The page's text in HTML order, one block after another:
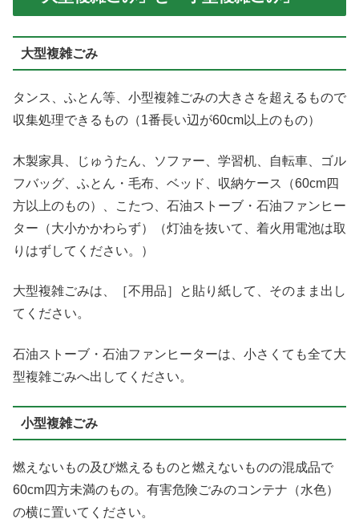
大型複雑ごみ
タンス、ふとん等、小型複雑ごみの大きさを超えるもので
収集処理できるもの（1番長い辺が60cm以上のもの）
木製家具、じゅうたん、ソファー、学習机、自転車、ゴル
フバッグ、ふとん・毛布、ベッド、収納ケース（60cm四
方以上のもの）、こたつ、石油ストーブ・石油ファンヒー
ター（大小かかわらず）（灯油を抜いて、着火用電池は取
りはずしてください。）
大型複雑ごみは、［不用品］と貼り紙して、そのまま出し
てください。
石油ストーブ・石油ファンヒーターは、小さくても全て大
型複雑ごみへ出してください。
小型複雑ごみ
燃えないもの及び燃えるものと燃えないものの混成品で
60cm四方未満のもの。有害危険ごみのコンテナ（水色）
の横に置いてください。